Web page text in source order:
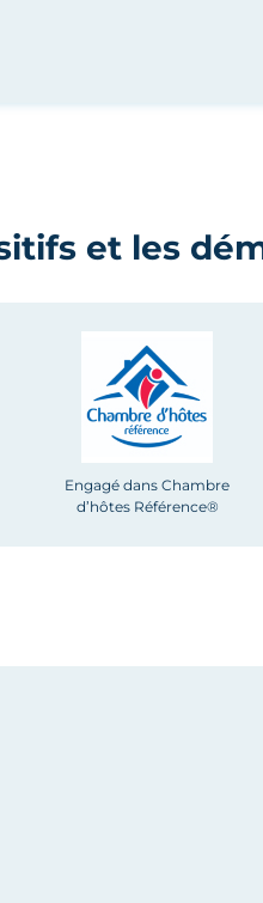
et les
Engagé dans Chambre
d’hôtes Référence®